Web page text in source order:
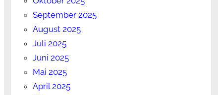
September 2025
August 2025
Juli 2025
Juni 2025
Mai 2025
April 2025